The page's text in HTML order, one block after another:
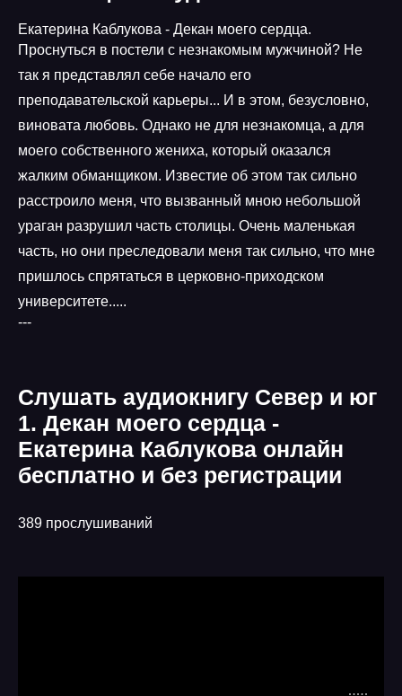
Екатерина Каблукова - Декан моего сердца.
Проснуться в постели с незнакомым мужчиной? Не
так я представлял себе начало его
преподавательской карьеры... И в этом, безусловно,
виновата любовь. Однако не для незнакомца, а для
моего собственного жениха, который оказался
жалким обманщиком. Известие об этом так сильно
расстроило меня, что вызванный мною небольшой
ураган разрушил часть столицы. Очень маленькая
часть, но они преследовали меня так сильно, что мне
пришлось спрятаться в церковно-приходском
университете.....
---
Слушать аудиокнигу Север и юг
1. Декан моего сердца -
Екатерина Каблукова онлайн
бесплатно и без регистрации
389 прослушиваний